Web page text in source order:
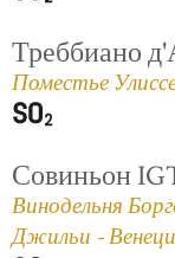
Треббиано
Поместье
Совиньон
Винодельня
Джильи -